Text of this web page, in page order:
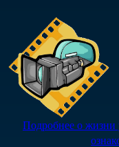
Подробнее о жизни